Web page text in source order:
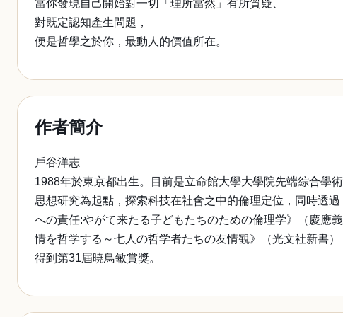
當你發現自己開始對一切「理所當然」有所質疑、
對既定認知產生問題，
便是哲學之於你，最動人的價值所在。
作者簡介
戶谷洋志
1988年於東京都出生。目前是立命館大學大學院先端綜合學
思想研究為起點，探索科技在社會之中的倫理定位，同時透
への責任:やがて来たる子どもたちのための倫理学》（慶應
情を哲学する～七人の哲学者たちの友情観》（光文社新書
得到第31屆暁鳥敏賞獎。